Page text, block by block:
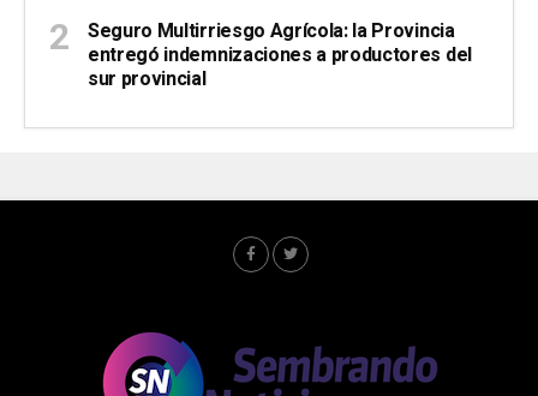
Seguro Multirriesgo Agrícola: la Provincia
entregó indemnizaciones a productores del
sur provincial